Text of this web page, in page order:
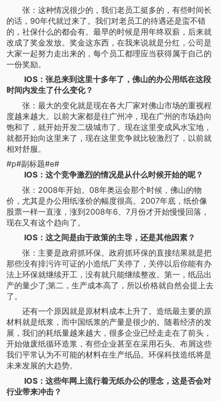
张：这种情况很少的，我们老员工挺多的，有些时间长
的话，90年代就过来了。我们对老员工的待遇还是蛮不错
的，社保什么的都会有。最早的时候是用年终双薪，后来就
改成了奖金发放。奖金这东西，在我来说就是分红，公司是
大家一起努力走出来的，每个员工都理应当获得属于自己的
一份奖励。
IOS：张总来到这里十多年了，佛山的办公用纸在这段
时间内发生了什么变化？
张：最大的变化就是现在各大厂家对佛山市场的重视程
度越来越大。以前大家都是往广州冲，现在广州的市场趋向
饱和了，就开始开发二级城市了。现在这里变成风水宝地，
就都开始向这里来了，现在这里竞争就比较激烈了，以前就
相对舒服。
#p#副标题#e#
IOS：这个竞争激烈的情况是从什么时候开始的呢？
张：2008年开始。08年奥运会那个时候，佛山的物
价，尤其是办公用纸涨价的幅度很高。2007年底，纸价像
股票一样一直涨，涨到2008年6、7月份才开始慢慢回落，
现在又有这个趋向了。
IOS：这之间是由于政策的主导，还是其他因素？
张：主要是政府抓环保。政府抓环保的直接结果就是把
那些没有排污许可证的小造纸厂关停了，关停以后你能有办
法上环保就继续开工，没有就只能继续整改。第一，纸品出
产的量少了;第二，生产成本高了，所以价格就自然会提上去
了。
还有一个原因就是原材料成本上升了。造纸最主要的原
材料就是纸浆，而中国纸浆的产量是很少的。随着经济的发
展，我们的耗纸量越来越大，很多企业已经走走在了前头，
开始做废纸循环造浆，有些企业甚至在采用石头、布屑这些
我们平常认为不可能的材料在生产纸品。环保科技造纸将是
未来发展的大趋势。
IOS：这些年网上流行着无纸办公的理念，这是否会对
行业带来冲击？